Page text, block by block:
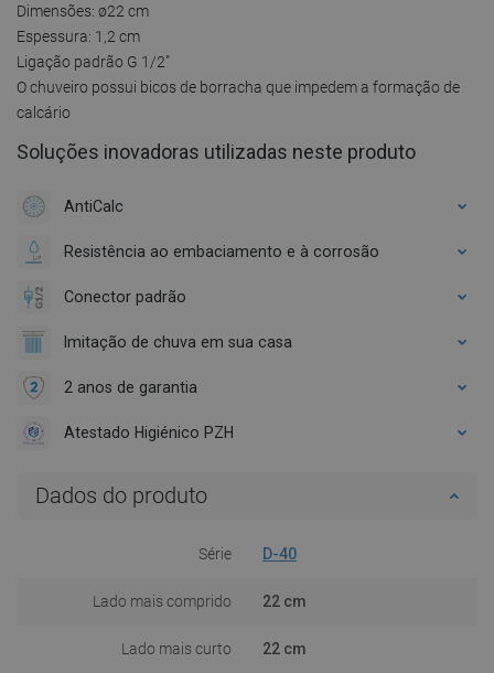
Dimensões: ø22 cm
Espessura: 1,2 cm
Ligação padrão G 1/2"
O chuveiro possui bicos de borracha que impedem a formação de
calcário
Soluções inovadoras utilizadas neste produto
AntiCalc
Resistência ao embaciamento e à corrosão
Conector padrão
Imitação de chuva em sua casa
2 anos de garantia
Atestado Higiénico PZH
Dados do produto
Série D-40
Lado mais comprido 22 cm
Lado mais curto 22 cm